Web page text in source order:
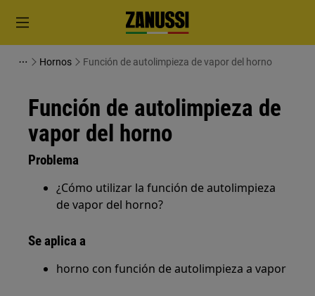
Hornos Función de autolimpieza de vapor del horno
Función de autolimpieza de
vapor del horno
Problema
¿Cómo utilizar la función de autolimpieza
de vapor del horno?
Se aplica a
horno con función de autolimpieza a vapor